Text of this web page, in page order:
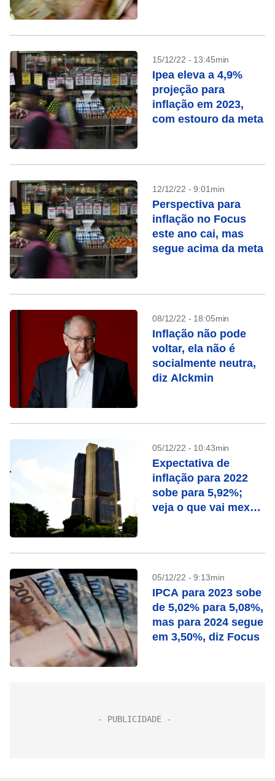
15/12/22 - 13:45min
Ipea eleva a 4,9%
projeção para
inflação em 2023,
com estouro da meta
12/12/22 - 9:01min
Perspectiva para
inflação no Focus
este ano cai, mas
segue acima da meta
08/12/22 - 18:05min
Inflação não pode
voltar, ela não é
socialmente neutra,
diz Alckmin
05/12/22 - 10:43min
Expectativa de
inflação para 2022
sobe para 5,92%;
veja o que vai mexer
05/12/22 - 9:13min
IPCA para 2023 sobe
de 5,02% para 5,08%,
mas para 2024 segue
em 3,50%, diz Focus